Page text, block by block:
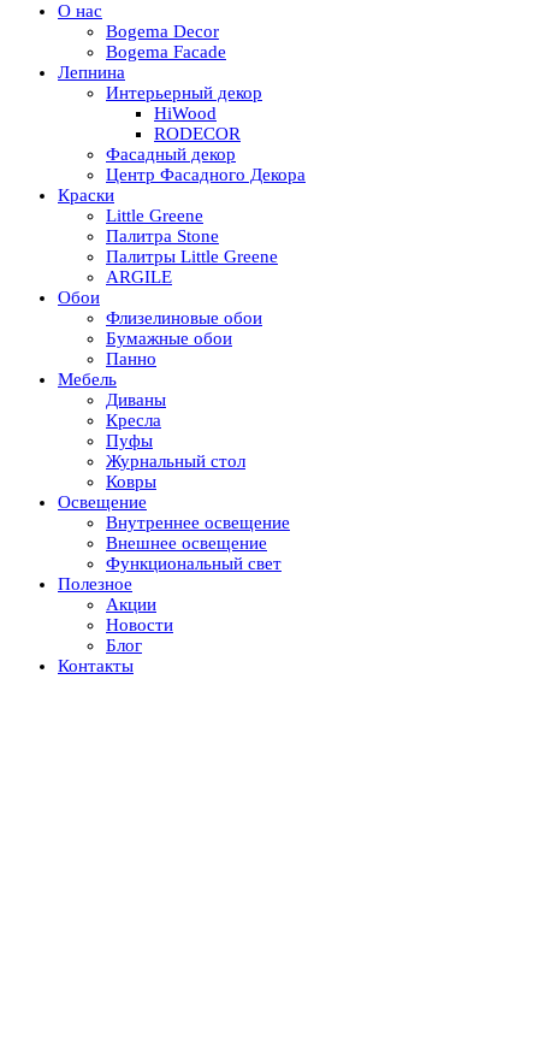
О нас
Bogema Decor
Bogema Facade
Лепнина
Интерьерный декор
HiWood
RODECOR
Фасадный декор
Центр Фасадного Декора
Краски
Little Greene
Палитра Stone
Палитры Little Greene
ARGILE
Обои
Флизелиновые обои
Бумажные обои
Панно
Мебель
Диваны
Кресла
Пуфы
Журнальный стол
Ковры
Освещение
Внутреннее освещение
Внешнее освещение
Функциональный свет
Полезное
Акции
Новости
Блог
Контакты